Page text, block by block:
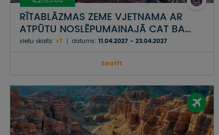
RĪTABLĀZMAS ZEME VJETNAMA AR
ATPŪTU NOSLĒPUMAINAJĀ CAT BA
SALĀ HALONGAS LĪCĪ
vietu skaits: >7 datums: 11.04.2027 - 23.04.2027
Skatīt